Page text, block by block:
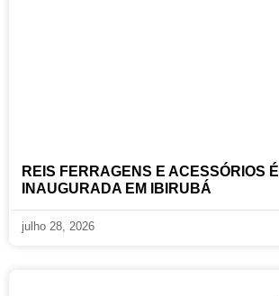
REIS FERRAGENS E ACESSÓRIOS É
INAUGURADA EM IBIRUBÁ
julho 28, 2026